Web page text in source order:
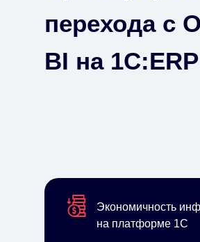
Экономичность
на платформе 1С
перехода с
BI на 1С:ERP